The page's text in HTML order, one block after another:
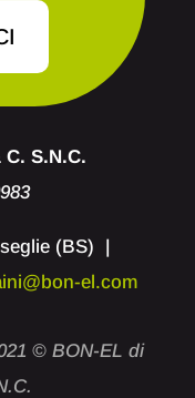
C. S.N.C.
(BS) |
el.com
© BON-EL di